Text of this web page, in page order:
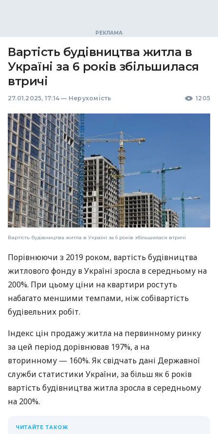
Вартість будівництва житла в
Україні за 6 років збільшилася
втричі
27.01.2025, 17:14 — Нерухомість 1205
Вартість будівництва житла в Україні за 6 років збільшилася втричі
Порівнюючи з 2019 роком, вартість будівництва
житлового фонду в Україні зросла в середньому на
200%. При цьому ціни на квартири ростуть
набагато меншими темпами, ніж собівартість
будівельних робіт.
Індекс цін продажу житла на первинному ринку
за цей період дорівнював 197%, а на
вторинному — 160%. Як свідчать дані Державної
служби статистики України, за більш як 6 років
вартість будівництва житла зросла в середньому
на 200%.
ЧИТАЙТЕ ТАКОЖ